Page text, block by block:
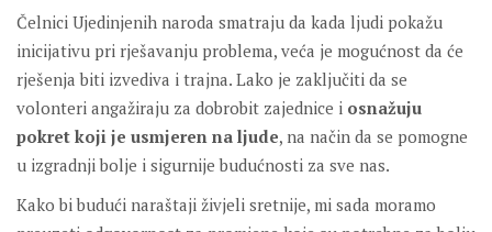
Čelnici Ujedinjenih naroda smatraju da kada ljudi pokažu
inicijativu pri rješavanju problema, veća je mogućnost da će
rješenja biti izvediva i trajna. Lako je zaključiti da se
volonteri angažiraju za dobrobit zajednice i osnažuju
pokret koji je usmjeren na ljude, na način da se pomogne
u izgradnji bolje i sigurnije budućnosti za sve nas.
Kako bi budući naraštaji živjeli sretnije, mi sada moramo